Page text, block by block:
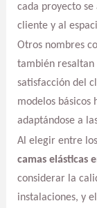
cada proyecto se
cliente y al
Otros nombres
también resaltan
satisfacción del
modelos básicos
adaptándose a
Al elegir entre los
camas elásticas
considerar la
instalaciones, y